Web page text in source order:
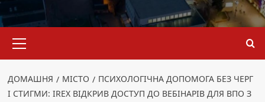
меню
ДОМАШНЯ МІСТО
ПСИХОЛОГІЧНА ДОПОМОГА БЕЗ ЧЕРГ
І СТИГМИ: IREX ВІДКРИВ ДОСТУП ДО ВЕБІНАРІВ ДЛЯ ВПО З